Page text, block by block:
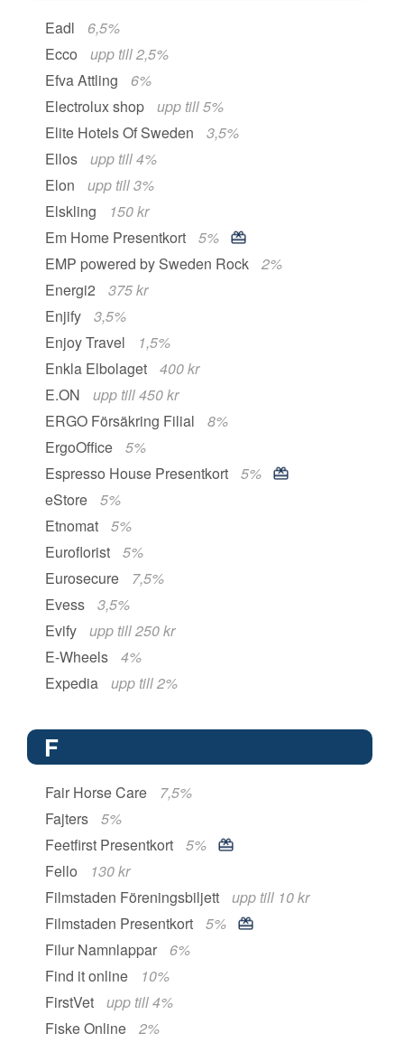
Eadl
6,5%
Ecco
upp till 2,5%
Efva Attling
6%
Electrolux shop
upp till 5%
Elite Hotels Of Sweden
3,5%
Ellos
upp till 4%
Elon
upp till 3%
Elskling
150 kr
Em Home Presentkort
5%
EMP powered by Sweden Rock
2%
Energi2
375 kr
Enjify
3,5%
Enjoy Travel
1,5%
Enkla Elbolaget
400 kr
E.ON
upp till 450 kr
ERGO Försäkring Filial
8%
ErgoOffice
5%
Espresso House Presentkort
5%
eStore
5%
Etnomat
5%
Euroflorist
5%
Eurosecure
7,5%
Evess
3,5%
Evify
upp till 250 kr
E-Wheels
4%
Expedia
upp till 2%
F
Fair Horse Care
7,5%
Fajters
5%
Feetfirst Presentkort
5%
Fello
130 kr
Filmstaden Föreningsbiljett
upp till 10 kr
Filmstaden Presentkort
5%
Filur Namnlappar
6%
Find it online
10%
FirstVet
upp till 4%
Fiske Online
2%